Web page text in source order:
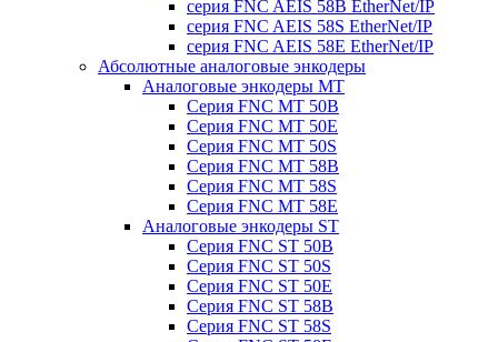
серия FNC AEIS 58B EtherNet/IP
серия FNC AEIS 58S EtherNet/IP
серия FNC AEIS 58E EtherNet/IP
Абсолютные аналоговые энкодеры
Аналоговые энкодеры MT
Серия FNC MT 50B
Серия FNC MT 50E
Серия FNC MT 50S
Серия FNC MT 58B
Серия FNC MT 58S
Серия FNC MT 58E
Аналоговые энкодеры ST
Серия FNC ST 50B
Серия FNC ST 50S
Серия FNC ST 50E
Серия FNC ST 58B
Серия FNC ST 58S